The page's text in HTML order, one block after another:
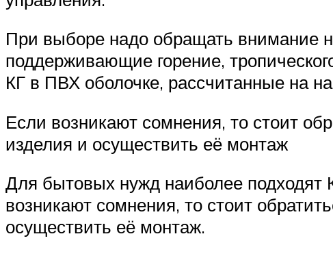
При выборе надо обращать внимание
поддерживающие горение,
КГ в ПВХ оболочке, рассчитанные на
Если возникают сомнения, то стоит
изделия и осуществить её монтаж
Для бытовых нужд наиболее подходят
возникают сомнения, то стоит
осуществить её монтаж.